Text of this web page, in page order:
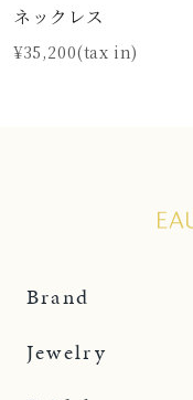
ネックレス
¥35,200(tax in)
Brand
Jewelry